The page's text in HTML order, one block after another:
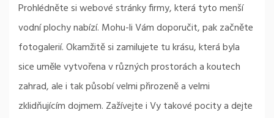
Prohlédněte si webové stránky firmy, která tyto menší
vodní plochy nabízí. Mohu-li Vám doporučit, pak začněte
fotogalerií. Okamžitě si zamilujete tu krásu, která byla
sice uměle vytvořena v různých prostorách a koutech
zahrad, ale i tak působí velmi přirozeně a velmi
zklidňujícím dojmem. Zažívejte i Vy takové pocity a dejte